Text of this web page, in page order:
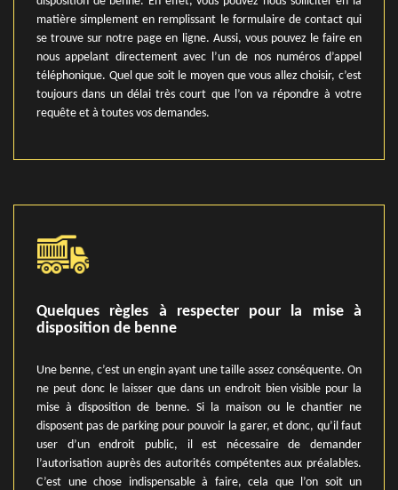
matière simplement en remplissant le formulaire de contact qui
se trouve sur notre page en ligne. Aussi, vous pouvez le faire en
nous appelant directement avec l’un de nos numéros d’appel
téléphonique. Quel que soit le moyen que vous allez choisir, c’est
toujours dans un délai très court que l’on va répondre à votre
requête et à toutes vos demandes.
Quelques règles à respecter pour la mise à
disposition de benne
Une benne, c’est un engin ayant une taille assez conséquente. On
ne peut donc le laisser que dans un endroit bien visible pour la
mise à disposition de benne. Si la maison ou le chantier ne
disposent pas de parking pour pouvoir la garer, et donc, qu’il faut
user d’un endroit public, il est nécessaire de demander
l’autorisation auprès des autorités compétentes aux préalables.
C’est une chose indispensable à faire, cela que l’on soit un